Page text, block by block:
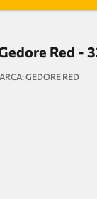
Red -
GEDORE RED